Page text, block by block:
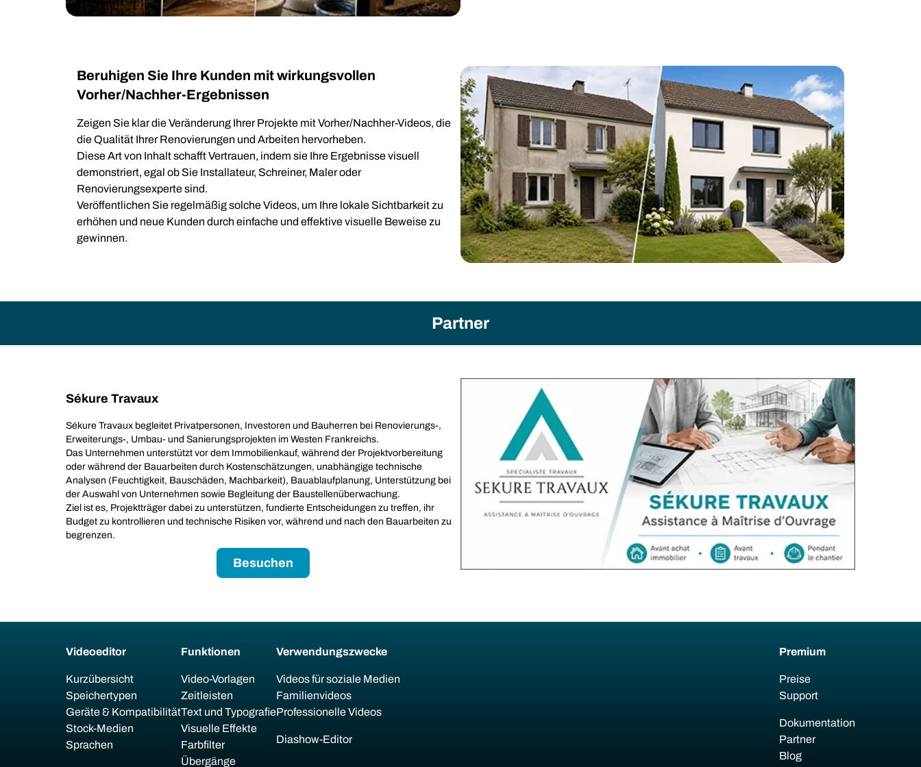
Beruhigen Sie Ihre Kunden mit wirkungsvollen
Vorher/Nachher-Ergebnissen
Zeigen Sie klar die Veränderung Ihrer Projekte mit Vorher/Nachher-Videos, die
die Qualität Ihrer Renovierungen und Arbeiten hervorheben.
Diese Art von Inhalt schafft Vertrauen, indem sie Ihre Ergebnisse visuell
demonstriert, egal ob Sie Installateur, Schreiner, Maler oder
Renovierungsexperte sind.
Veröffentlichen Sie regelmäßig solche Videos, um Ihre lokale Sichtbarkeit zu
erhöhen und neue Kunden durch einfache und effektive visuelle Beweise zu
gewinnen.
Partner
Sékure Travaux
Sékure Travaux begleitet Privatpersonen, Investoren und Bauherren bei Renovierungs-,
Erweiterungs-, Umbau- und Sanierungsprojekten im Westen Frankreichs.
Das Unternehmen unterstützt vor dem Immobilienkauf, während der Projektvorbereitung
oder während der Bauarbeiten durch Kostenschätzungen, unabhängige technische
Analysen (Feuchtigkeit, Bauschäden, Machbarkeit), Bauablaufplanung, Unterstützung bei
der Auswahl von Unternehmen sowie Begleitung der Baustellenüberwachung.
Ziel ist es, Projektträger dabei zu unterstützen, fundierte Entscheidungen zu treffen, ihr
Budget zu kontrollieren und technische Risiken vor, während und nach den Bauarbeiten zu
begrenzen.
Besuchen
Videoeditor
Kurzübersicht
Speichertypen
Geräte & Kompatibilität
Stock-Medien
Sprachen
Funktionen
Video-Vorlagen
Zeitleisten
Text und Typografie
Visuelle Effekte
Farbfilter
Übergänge
Verwendungszwecke
Videos für soziale Medien
Familienvideos
Professionelle Videos
Diashow-Editor
Premium
Preise
Support
Dokumentation
Partner
Blog